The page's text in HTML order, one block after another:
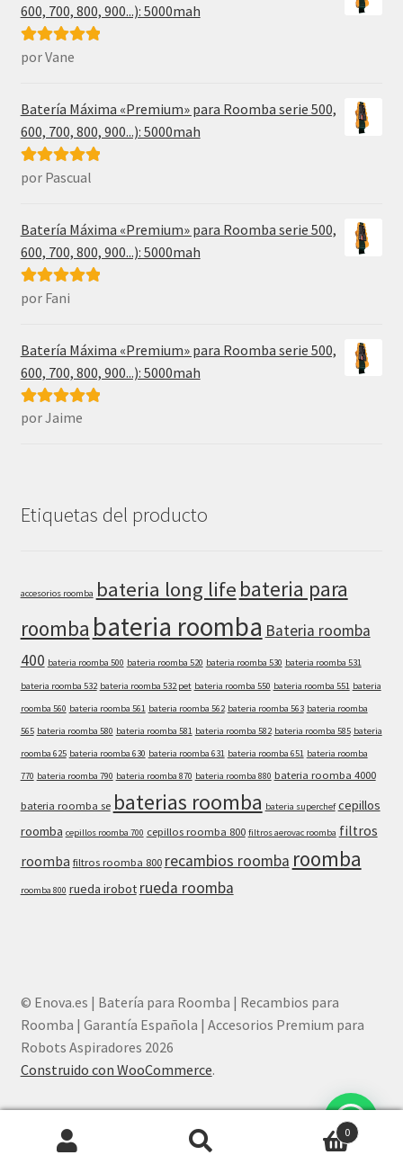
600, 700, 800, 900...): 5000mah
Valorado con
por Vane
Batería Máxima «Premium» para Roomba serie 500,
600, 700, 800, 900...): 5000mah
Valorado con
por Pascual
Batería Máxima «Premium» para Roomba serie 500,
600, 700, 800, 900...): 5000mah
Valorado con
por Fani
Batería Máxima «Premium» para Roomba serie 500,
600, 700, 800, 900...): 5000mah
Valorado con
por Jaime
Etiquetas del producto
accesorios roomba bateria long life bateria para
roomba bateria roomba Bateria roomba
400 bateria roomba 500 bateria roomba 520 bateria roomba 530 bateria roomba 531
bateria roomba 532 bateria roomba 532 pet bateria roomba 550 bateria roomba 551 bateria
roomba 560 bateria roomba 561 bateria roomba 562 bateria roomba 563 bateria roomba
565 bateria roomba 580 bateria roomba 581 bateria roomba 582 bateria roomba 585 bateria
roomba 625 bateria roomba 630 bateria roomba 631 bateria roomba 651 bateria roomba
770 bateria roomba 790 bateria roomba 870 bateria roomba 880 bateria roomba 4000
bateria roomba se baterias roomba bateria superchef cepillos
roomba cepillos roomba 700 cepillos roomba 800 filtros aerovac roomba filtros
roomba filtros roomba 800 recambios roomba roomba
roomba 800 rueda irobot rueda roomba
© Enova.es | Batería para Roomba | Recambios para
Roomba | Garantía Española | Accesorios Premium para
Robots Aspiradores 2026
Construido con WooCommerce.
0